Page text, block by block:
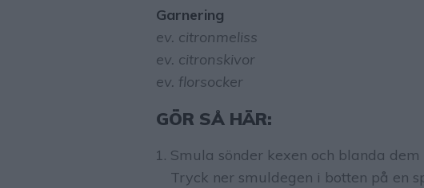
Garnering
ev. citronmeliss
ev. citronskivor
ev. florsocker
GÖR SÅ HÄR:
Smula sönder kexen och blanda
Tryck ner smuldegen i botten på en